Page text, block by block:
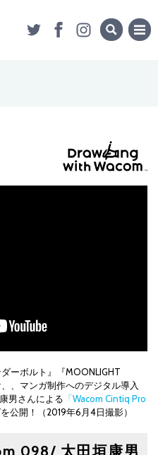
ーボルト』『MOONLIGHT
、マンガ制作へのデジタル導入
男さんによる 「Wacom Cintiq Pro
公開！（2019年6月4日撮影）
098/ 太田垣康男